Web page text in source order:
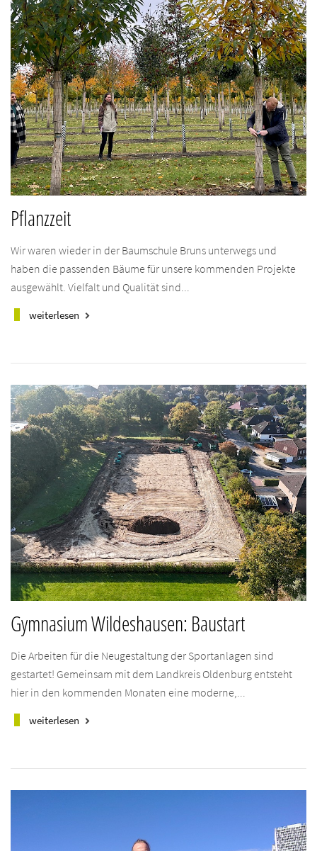
Pflanzzeit
Wir waren wieder in der Baumschule Bruns unterwegs und
haben die passenden Bäume für unsere kommenden Projekte
ausgewählt. Vielfalt und Qualität sind...
weiterlesen keyboard_arrow_right
Gymnasium Wildeshausen: Baustart
Die Arbeiten für die Neugestaltung der Sportanlagen sind
gestartet! Gemeinsam mit dem Landkreis Oldenburg entsteht
hier in den kommenden Monaten eine moderne,...
weiterlesen keyboard_arrow_right